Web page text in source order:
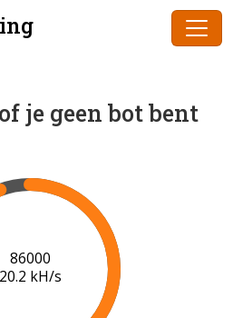
je geen bot bent
86000
20.2 kH/s